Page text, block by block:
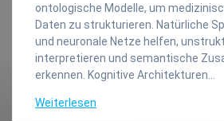
ontologische Modelle, um
Daten zu strukturieren. Natürliche
und neuronale Netze helfen,
interpretieren und semantische
erkennen. Kognitive Architekturen…
Weiterlesen